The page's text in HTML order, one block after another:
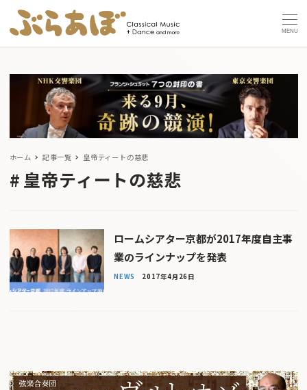
MENU
ホーム 記事一覧 皇帝ティートの慈悲
皇帝ティートの慈悲
ロームシアター京都が2017年度自主事
業のラインナップを発表
NEWS 2017年4月26日